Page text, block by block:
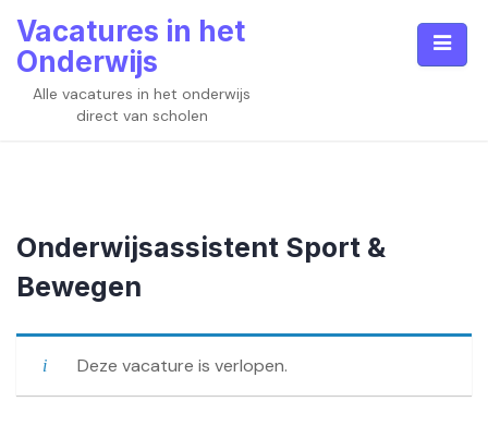
content
Vacatures in het
Onderwijs
Alle vacatures in het onderwijs
direct van scholen
Onderwijsassistent Sport &
Bewegen
Deze vacature is verlopen.